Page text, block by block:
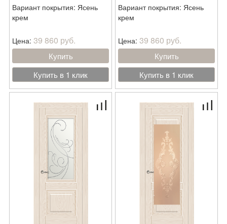
Вариант покрытия: Ясень
крем
Цена: 39 860 руб.
Купить
Купить в 1 клик
Вариант покрытия: Ясень
крем
Цена: 39 860 руб.
Купить
Купить в 1 клик